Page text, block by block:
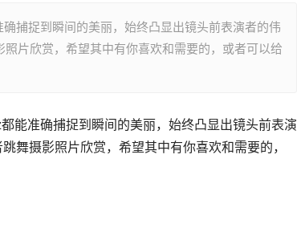
捕捉到瞬间的美丽，始终凸显出镜头前表演者的伟
片欣赏，希望其中有你喜欢和需要的，或者可以给
能准确捕捉到瞬间的美丽，始终凸显出镜头前表演
舞摄影照片欣赏，希望其中有你喜欢和需要的，